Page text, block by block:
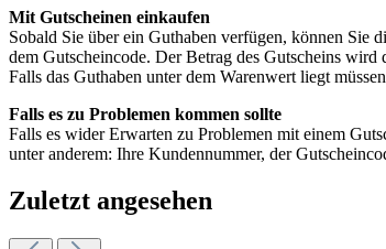
Mit Gutscheinen einkaufen
Sobald Sie über ein Guthaben verfügen, können Sie
dem Gutscheincode. Der Betrag des Gutscheins wird
Falls das Guthaben unter dem Warenwert liegt
Falls es zu Problemen kommen sollte
Falls es wider Erwarten zu Problemen mit einem
unter anderem: Ihre Kundennummer, der
Zuletzt angesehen